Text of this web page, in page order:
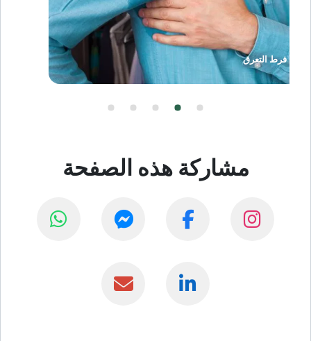
علاج فرط التعرق
مشاركة هذه الصفحة